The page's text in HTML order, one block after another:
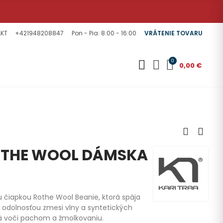
+421948208847 Pon - Pia: 8:00 - 16:00 VRÁTENIE TOVARU
0 0,00 €
WOOL DÁMSKA
Rothe Wool Beanie, ktorá spája
zmesi vlny a syntetických
pachom a žmolkovaniu.